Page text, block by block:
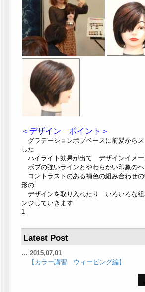
＜デザイン ポイント＞
グラデーションボブベースに前髪からス
した
ハイライト効果が出て デザインイメー
ボブの強いラインとやわらかい印象の
コントラストのある補色の組み合わせ
形の
デザインを取り入れたり いろいろな組
ンジしていきます
1
Latest Post
2015,07,01
【カラー講習 ウィービング編】